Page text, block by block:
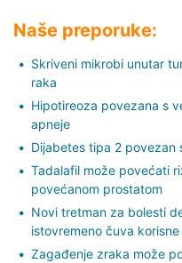
Naše preporuke:
Skriveni mikrobi unutar
raka
Hipotireoza povezana s
apneje
Dijabetes tipa 2 povezan
Tadalafil može povećati
povećanom prostatom
Novi tretman za bolesti
istovremeno čuva
Zagađenje zraka može